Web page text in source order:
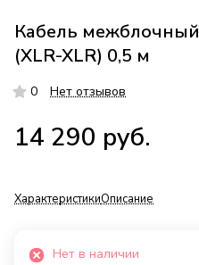
Кабель
(XLR-XLR) 0,5 м
0 Нет отзывов
14 290 руб.
ХарактеристикиОписание
Нет в наличии